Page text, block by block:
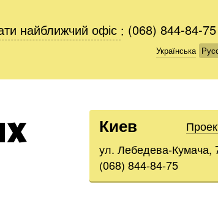
найближчий офіс (068) 844-84-75
Українська
найближчий офіс : (068) 844-84-75
Українська
Киев
ул. Лебедева-Кумача,
(068) 844-84-75